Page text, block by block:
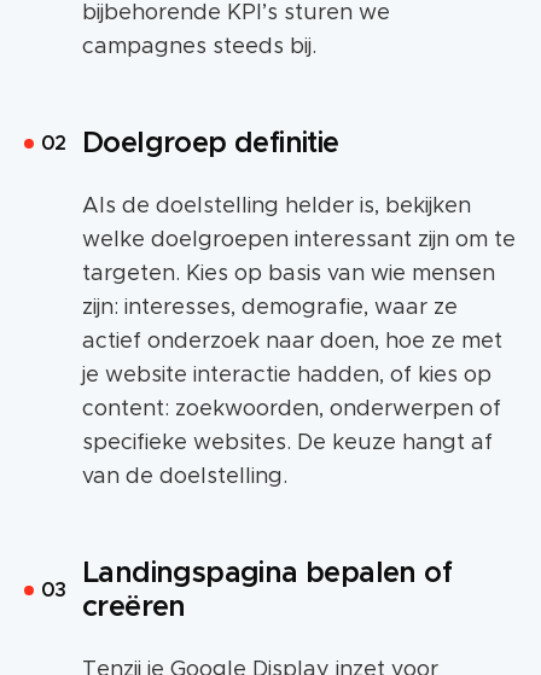
bijbehorende KPI’s sturen we
campagnes steeds bij.
Doelgroep definitie
Als de doelstelling helder is, bekijken
welke doelgroepen interessant zijn om te
targeten. Kies op basis van wie mensen
zijn: interesses, demografie, waar ze
actief onderzoek naar doen, hoe ze met
je website interactie hadden, of kies op
content: zoekwoorden, onderwerpen of
specifieke websites. De keuze hangt af
van de doelstelling.
Landingspagina bepalen of
creëren
Tenzij je Google Display inzet voor